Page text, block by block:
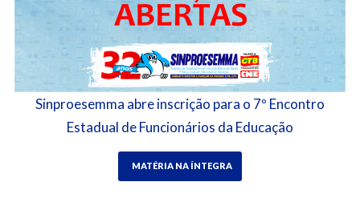
Sinproesemma abre inscrição para o 7º Encontro
Estadual de Funcionários da Educação
MATÉRIA NA ÍNTEGRA